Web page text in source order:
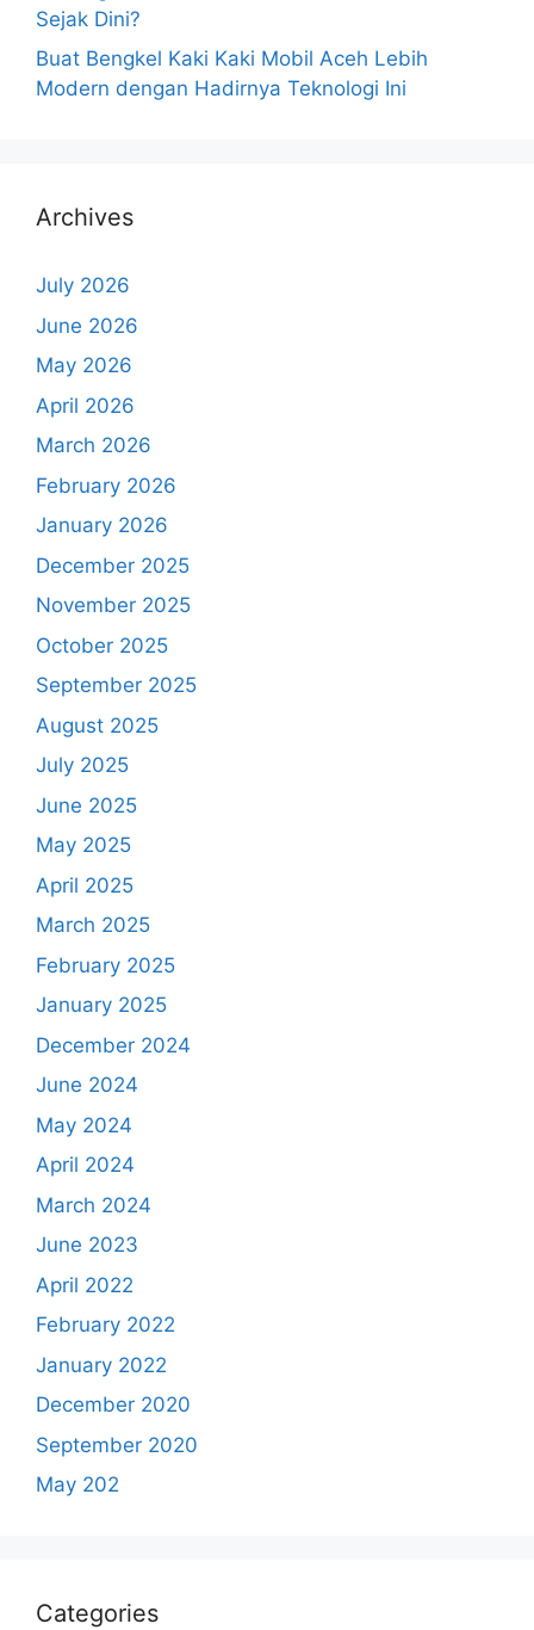
Sejak Dini?
Buat Bengkel Kaki Kaki Mobil Aceh Lebih
Modern dengan Hadirnya Teknologi Ini
Archives
July 2026
June 2026
May 2026
April 2026
March 2026
February 2026
January 2026
December 2025
November 2025
October 2025
September 2025
August 2025
July 2025
June 2025
May 2025
April 2025
March 2025
February 2025
January 2025
December 2024
June 2024
May 2024
April 2024
March 2024
June 2023
April 2022
February 2022
January 2022
December 2020
September 2020
May 202
Categories